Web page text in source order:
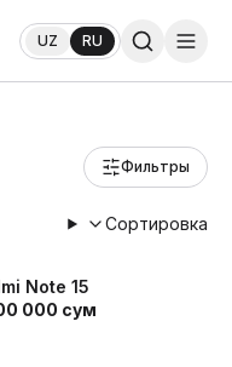
UZ RU
Фильтры
Сортировка
Note 15
000 сум